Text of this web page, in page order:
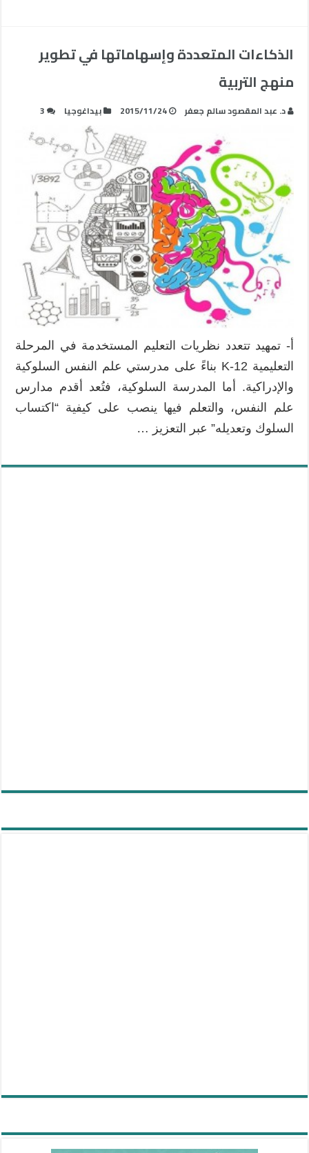
الذكاءات المتعددة وإسهاماتها في تطوير
منهج التربية
د. عبد المقصود سالم جعفر 2015/11/24 بيداغوجيا 3
أ- تمهيد تتعدد نظريات التعليم المستخدمة في المرحلة
التعليمية K-12 بناءً على مدرستي علم النفس السلوكية
والإدراكية. أما المدرسة السلوكية، فتُعد أقدم مدارس
علم النفس، والتعلم فيها ينصب على كيفية “اكتساب
السلوك وتعديله” عبر التعزيز …